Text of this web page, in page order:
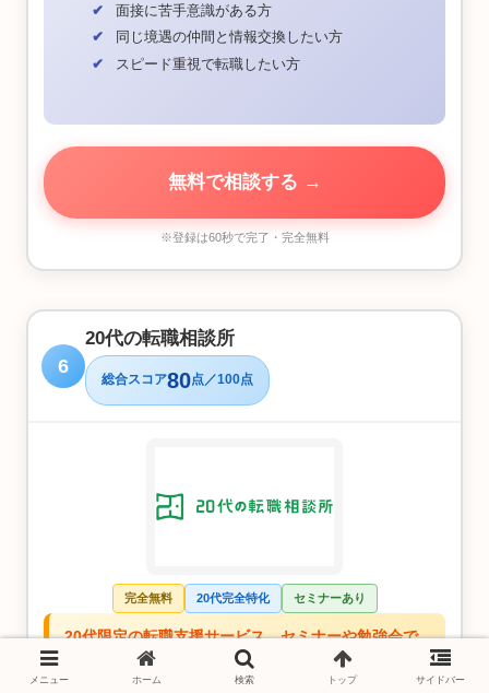
面接に苦手意識がある方
同じ境遇の仲間と情報交換したい方
スピード重視で転職したい方
無料で相談する →
※登録は60秒で完了・完全無料
6
20代の転職相談所
総合スコア80点／100点
完全無料 20代完全特化 セミナーあり
20代限定の転職支援サービス。セミナーや勉強会で
転職力をアップ
メニュー ホーム 検索 トップ サイドバー